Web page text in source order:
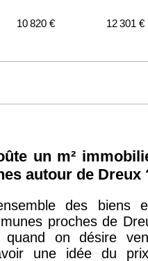
10 820 € 12 301 €
un m²
autour de Dreux
des biens
proches de
quand on désire
une idée du